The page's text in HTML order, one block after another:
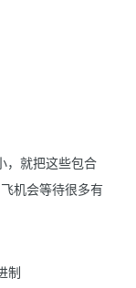
，就把这些包合
机会等待很多有
制